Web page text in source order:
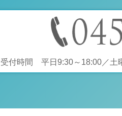
受付時間 平日9:30～18:00／土